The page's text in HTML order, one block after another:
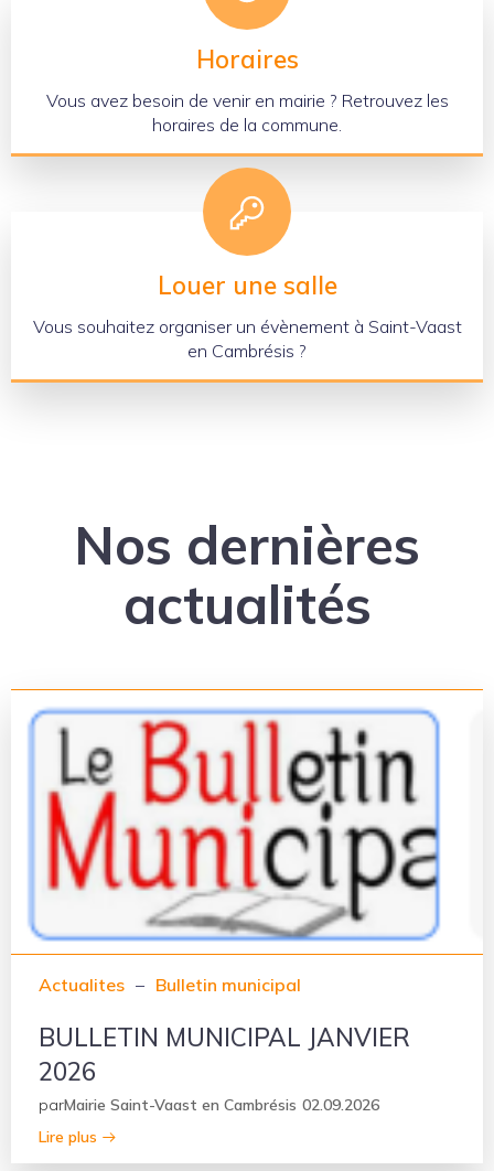
Horaires
Vous avez besoin de venir en mairie ? Retrouvez les
horaires de la commune.
Louer une salle
Vous souhaitez organiser un évènement à Saint-Vaast
en Cambrésis ?
Nos dernières
actualités
Actualites – Bulletin municipal
BULLETIN MUNICIPAL JANVIER
2026
parMairie Saint-Vaast en Cambrésis 02.09.2026
Lire plus